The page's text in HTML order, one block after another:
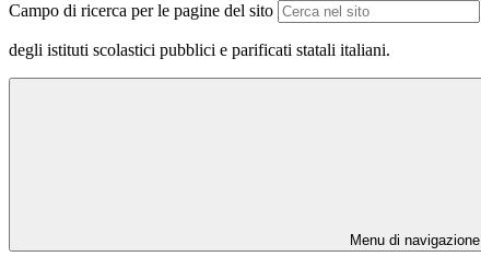
Campo di ricerca per le pagine del sito
degli istituti scolastici pubblici e parificati statali italiani.
Menu di navigazione